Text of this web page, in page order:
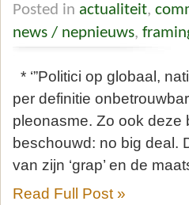
Posted in actualiteit,
news / nepnieuws,
* ‘”Politici op globaal,
per definitie
pleonasme. Zo ook deze
beschouwd: no big deal.
van zijn ‘grap’ en de
Read Full Post »